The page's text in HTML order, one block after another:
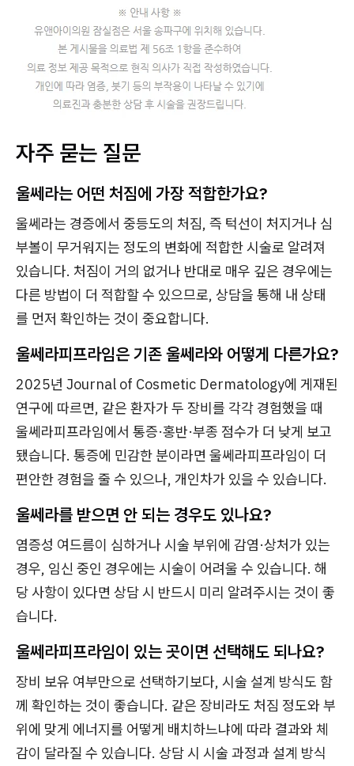
자주 묻는 질문
울쎄라는 어떤 처짐에 가장 적합한가요?
울쎄라는 경증에서 중등도의 처짐, 즉 턱선이 처지거나 심
부볼이 무거워지는 정도의 변화에 적합한 시술로 알려져
있습니다. 처짐이 거의 없거나 반대로 매우 깊은 경우에는
다른 방법이 더 적합할 수 있으므로, 상담을 통해 내 상태
를 먼저 확인하는 것이 중요합니다.
울쎄라피프라임은 기존 울쎄라와 어떻게 다른가요?
2025년 Journal of Cosmetic Dermatology에 게재된
연구에 따르면, 같은 환자가 두 장비를 각각 경험했을 때
울쎄라피프라임에서 통증·홍반·부종 점수가 더 낮게 보고
됐습니다. 통증에 민감한 분이라면 울쎄라피프라임이 더
편안한 경험을 줄 수 있으나, 개인차가 있을 수 있습니다.
울쎄라를 받으면 안 되는 경우도 있나요?
염증성 여드름이 심하거나 시술 부위에 감염·상처가 있는
경우, 임신 중인 경우에는 시술이 어려울 수 있습니다. 해
당 사항이 있다면 상담 시 반드시 미리 알려주시는 것이 좋
습니다.
울쎄라피프라임이 있는 곳이면 선택해도 되나요?
장비 보유 여부만으로 선택하기보다, 시술 설계 방식도 함
께 확인하는 것이 좋습니다. 같은 장비라도 처짐 정도와 부
위에 맞게 에너지를 어떻게 배치하느냐에 따라 결과와 체
감이 달라질 수 있습니다. 상담 시 시술 과정과 설계 방식